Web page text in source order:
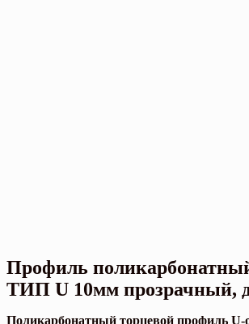
Профиль
ТИП U 10мм прозрачный,
Поликарбонатный торцевой профиль